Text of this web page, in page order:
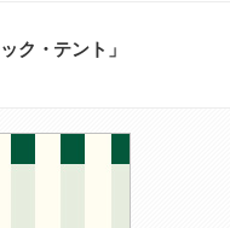
ク・テント」